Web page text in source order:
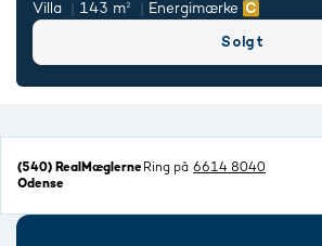
Villa 143 m² Energimærke
Solgt
(540) RealMæglerne
Odense
Ring på 6614 8040